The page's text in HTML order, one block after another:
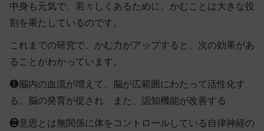
中身も元気で、若々しくあるために、かむことは大きな役
割を果たしているのです。
これまでの研究で、かむ力がアップすると、次の効果があ
ることがわかっています。
❶脳内の血流が増えて、脳が広範囲にわたって活性化す
る。脳の発育が促され、また、認知機能が改善する
❷意思とは無関係に体をコントロールしている自律神経の